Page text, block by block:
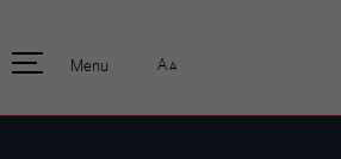
Enfants et écoliers
Menu A A